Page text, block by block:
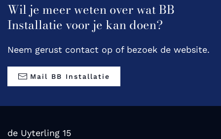
Wil je meer weten over wat BB
Installatie voor je kan doen?
Neem gerust contact op of bezoek de website.
Mail BB Installatie
de Uyterling 15